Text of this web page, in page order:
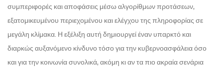
συμπεριφορές και αποφάσεις μέσω αλγορίθμων προτάσεων,
εξατομικευμένου περιεχομένου και ελέγχου της πληροφορίας σε
μεγάλη κλίμακα. Η εξέλιξη αυτή δημιουργεί έναν υπαρκτό και
διαρκώς αυξανόμενο κίνδυνο τόσο για την κυβερνοασφάλεια όσο
και για την κοινωνία συνολικά, ακόμη κι αν τα πιο ακραία σενάρια